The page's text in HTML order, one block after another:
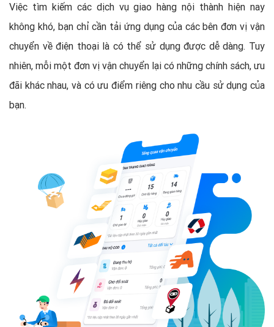
Việc tìm kiếm các dịch vụ giao hàng nội thành hiện nay
không khó, bạn chỉ cần tải ứng dụng của các bên đơn vị vận
chuyển về điện thoại là có thể sử dụng được dễ dàng. Tuy
nhiên, mỗi một đơn vị vận chuyển lại có những chính sách, ưu
đãi khác nhau, và có ưu điểm riêng cho nhu cầu sử dụng của
bạn.